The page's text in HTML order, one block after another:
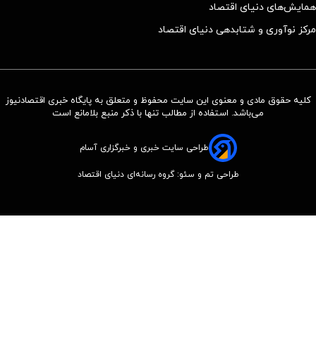
همایش‌های دنیای اقتصاد
مرکز نوآوری و شتابدهی دنیای اقتصاد
کلیه حقوق مادی و معنوی این سایت محفوظ و متعلق به پایگاه خبری اقتصادنیوز
می‌باشد. استفاده از مطالب تنها با ذکر منبع بلامانع است
طراحی سایت خبری و خبرگزاری آسام
طراحی تم و سئو: گروه رسانه‌ای دنیای اقتصاد